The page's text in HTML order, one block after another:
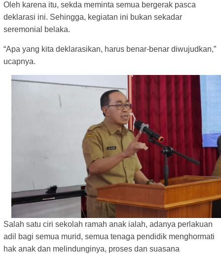
Oleh karena itu, sekda meminta semua bergerak pasca
deklarasi ini. Sehingga, kegiatan ini bukan sekadar
seremonial belaka.
“Apa yang kita deklarasikan, harus benar-benar diwujudkan,”
ucapnya.
Salah satu ciri sekolah ramah anak ialah, adanya perlakuan
adil bagi semua murid, semua tenaga pendidik menghormati
hak anak dan melindunginya, proses dan suasana